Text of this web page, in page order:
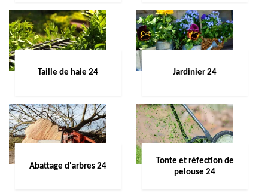
Taille de haie 24 Jardinier 24
Abattage d'arbres 24
Tonte et réfection de
pelouse 24